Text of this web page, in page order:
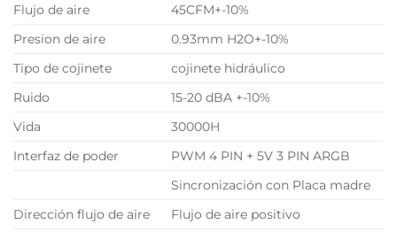
Flujo de aire
45CFM+-10%
Presion de aire
0.93mm H2O+-10%
Tipo de cojinete
cojinete hidráulico
Ruido
15-20 dBA +-10%
Vida
30000H
Interfaz de poder
PWM 4 PIN + 5V 3 PIN ARGB
Sincronización con Placa madre
Dirección flujo de aire
Flujo de aire positivo